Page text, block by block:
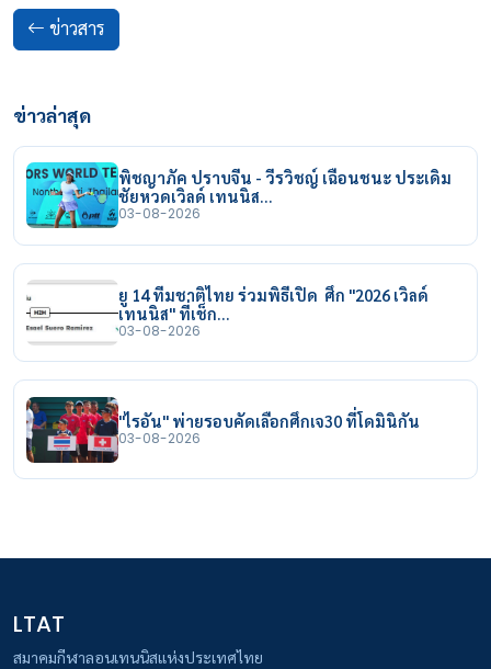
ข่าวสาร
ข่าวล่าสุด
พิชญาภัค ปราบจีน - วีรวิชญ์ เฉือนชนะ ประเดิม
ชัยหวดเวิลด์ เทนนิส…
03-08-2026
ยู 14 ทีมชาติไทย ร่วมพิธีเปิด ศึก "2026 เวิลด์
เทนนิส" ที่เช็ก…
03-08-2026
"ไรอัน" พ่ายรอบคัดเลือกศึกเจ30 ที่โดมินิกัน
03-08-2026
LTAT
สมาคมกีฬาลอนเทนนิสแห่งประเทศไทย